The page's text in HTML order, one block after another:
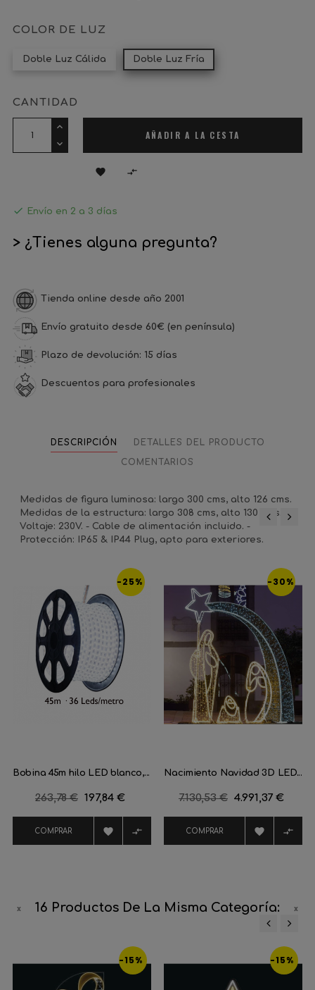
COLOR DE LUZ
Doble Luz Cálida Doble Luz Fría
CANTIDAD
AÑADIR A LA CESTA
 
 Envío en 2 a 3 días
> ¿Tienes alguna pregunta?
Tienda online desde año 2001
Envío gratuito desde 60€ (en península)
Plazo de devolución: 15 días
Descuentos para profesionales
DESCRIPCIÓN
DETALLES DEL PRODUCTO
COMENTARIOS
Medidas de figura luminosa: largo 300 cms, alto 126 cms.
Medidas de la estructura: largo 308 cms, alto 130 cms. -
Voltaje: 230V. - Cable de alimentación incluido. -
Protección: IP65 & IP44 Plug, apto para exteriores.
-25%
Bobina 45m hilo LED blanco,...
Precio
263,78 € Precio
197,84 €
COMPRAR  
-30%
Nacimiento Navidad 3D LED...
Precio
7.130,53 € Precio
4.991,37 €
COMPRAR  
16 Productos De La Misma Categoría:
-15% -15%